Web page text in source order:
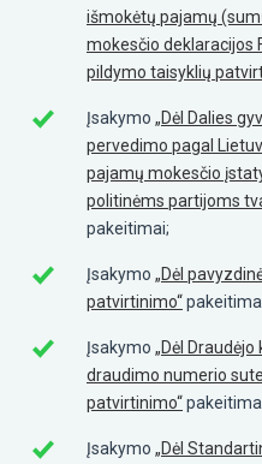
išmokėtų pajamų
mokesčio deklaracijos
pildymo taisyklių
Įsakymo „Dėl Dalies
pervedimo pagal
pajamų mokesčio
politinėms partijoms
pakeitimai;
Įsakymo „Dėl
patvirtinimo“
Įsakymo „Dėl
draudimo numerio
patvirtinimo“
Įsakymo „Dėl